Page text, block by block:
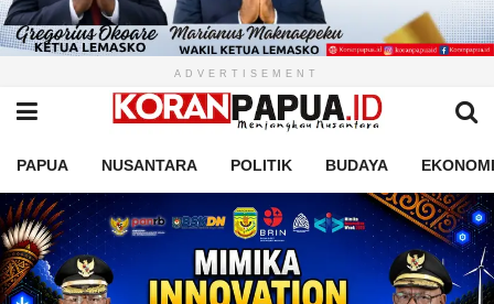
ADVERTISEMENT
PAPUA NUSANTARA POLITIK BUDAYA EKONOMI